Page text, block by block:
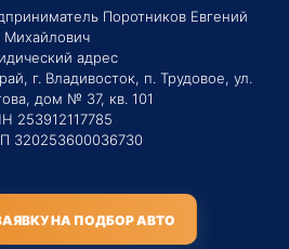
Поротников Евгений
Михайлович
адрес
г. Владивосток, п. Трудовое, ул.
дом № 37, кв. 101
253912117785
320253600036730
НА ПОДБОР АВТО